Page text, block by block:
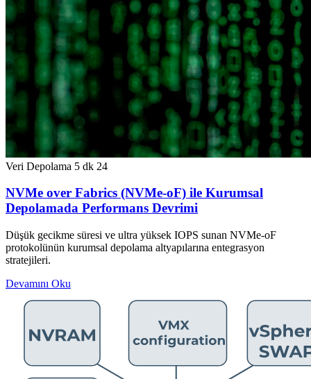
Veri Depolama 5 dk 24
NVMe over Fabrics (NVMe-oF) ile Kurumsal
Depolamada Performans Devrimi
Düşük gecikme süresi ve ultra yüksek IOPS sunan NVMe-oF
protokolünün kurumsal depolama altyapılarına entegrasyon
stratejileri.
Devamını Oku